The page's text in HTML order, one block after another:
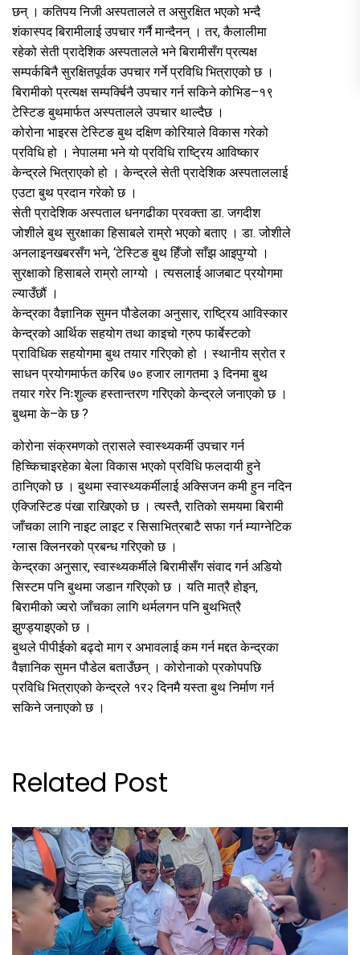
छन् । कतिपय निजी अस्पतालले त असुरक्षित भएको भन्दै
शंकास्पद बिरामीलाई उपचार गर्नै मान्दैनन् । तर, कैलालीमा
रहेको सेती प्रादेशिक अस्पतालले भने बिरामीसँग प्रत्यक्ष
सम्पर्कबिनै सुरक्षितपूर्वक उपचार गर्ने प्रविधि भित्राएको छ ।
बिरामीको प्रत्यक्ष सम्पर्क्बिनै उपचार गर्न सकिने कोभिड–१९
टेस्टिङ बुथमार्फत अस्पतालले उपचार थाल्दैछ ।
कोरोना भाइरस टेस्टिङ बुथ दक्षिण कोरियाले विकास गरेको
प्रविधि हो । नेपालमा भने यो प्रविधि राष्ट्रिय आविष्कार
केन्द्रले भित्राएको हो । केन्द्रले सेती प्रादेशिक अस्पताललाई
एउटा बुथ प्रदान गरेको छ ।
सेती प्रादेशिक अस्पताल धनगढीका प्रवक्ता डा. जगदीश
जोशीले बुथ सुरक्षाका हिसाबले राम्रो भएको बताए । डा. जोशीले
अनलाइनखबरसँग भने, ‘टेस्टिङ बुथ हिँजो साँझ आइपुग्यो ।
सुरक्षाको हिसाबले राम्रो लाग्यो । त्यसलाई आजबाट प्रयोगमा
ल्याउँछौं ।
केन्द्रका वैज्ञानिक सुमन पौडेलका अनुसार, राष्ट्रिय आविस्कार
केन्द्रको आर्थिक सहयोग तथा काइचो ग्रुप फार्बेस्टको
प्राविधिक सहयोगमा बुथ तयार गरिएको हो । स्थानीय स्रोत र
साधन प्रयोगमार्फत करिब ७० हजार लागतमा ३ दिनमा बुथ
तयार गरेर निःशुल्क हस्तान्तरण गरिएको केन्द्रले जनाएको छ ।
बुथमा के–के छ ?
कोरोना संक्रमणको त्रासले स्वास्थ्यकर्मी उपचार गर्न
हिच्किचाइरहेका बेला विकास भएको प्रविधि फलदायी हुने
ठानिएको छ । बुथमा स्वास्थ्यकर्मीलाई अक्सिजन कमी हुन नदिन
एक्जिस्टिङ पंखा राखिएको छ । त्यस्तै, रातिको समयमा बिरामी
जाँचका लागि नाइट लाइट र सिसाभित्रबाटै सफा गर्न म्याग्नेटिक
ग्लास क्लिनरको प्रबन्ध गरिएको छ ।
केन्द्रका अनुसार, स्वास्थ्यकर्मीले बिरामीसँग संवाद गर्न अडियो
सिस्टम पनि बुथमा जडान गरिएको छ । यति मात्रै होइन,
बिरामीको ज्वरो जाँचका लागि थर्मलगन पनि बुथभित्रै
झुण्ड्याइएको छ ।
बुथले पीपीईको बढ्दो माग र अभावलाई कम गर्न मद्दत केन्द्रका
वैज्ञानिक सुमन पौडेल बताउँछन् । कोरोनाको प्रकोपपछि
प्रविधि भित्राएको केन्द्रले १र२ दिनमै यस्ता बुथ निर्माण गर्न
सकिने जनाएको छ ।
Related Post